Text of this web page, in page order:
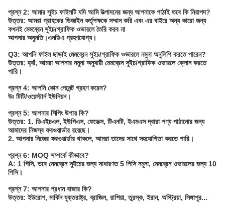
প্রশ্ন 2: আমার সুইচ ফাইলটি যদি আমি উত্পাদনের জন্য আপনাকে পাঠাই তবে কি নিরাপদ?
উত্তর: আমরা গ্রাহকের ডিজাইন কর্তৃপক্ষকে সম্মান করি এবং এর বাইরে অন্য কারো জন্য
কখনই মেমব্রেন সুইচ/গ্রাফিক ওভারলে তৈরি করব না
আপনার অনুমতি।এনডিএ গ্রহণযোগ্য।
Q3: আপনি ফাইল ছাড়াই মেমব্রেন সুইচ/গ্রাফিক ওভারলে নমুনা অনুলিপি করতে পারেন?
উত্তর: হ্যাঁ, আমরা আপনার নমুনা অনুযায়ী মেমব্রেন সুইচ/গ্রাফিক ওভারলে ক্লোন করতে
পারি।
প্রশ্ন 4: আপনি কোন পেমেন্ট গ্রহণ করেন?
উঃ টিটি/ওয়েস্টার্ন ইউনিয়ন।
প্রশ্ন 5: আপনার শিপিং উপায় কি?
উত্তর: 1. ডিএইচএল, ইউপিএস, ফেডেক্স, টিএনটি, ইএমএস দ্বারা পণ্য পাঠানোর জন্য
আমাদের নিজস্ব ফরওয়ার্ডার রয়েছে।
2. আপনার নিজের ফরওয়ার্ডার থাকলে, আমরা তাদের সাথে সহযোগিতা করতে পারি।
প্রশ্ন 6: MOQ সম্পর্কে কীভাবে?
A: 1 পিসি, তবে মেমব্রেন সুইচের জন্য সাধারণত 5 পিসি নমুনা, মেমব্রেন ওভারলের জন্য 10
পিসি।
প্রশ্ন 7: আপনার প্রধান বাজার কি?
উত্তর: ইউরোপ, মার্কিন যুক্তরাষ্ট্র, ব্রাজিল, রাশিয়া, তুরস্ক, ইরান, অস্ট্রিয়া, সিঙ্গাপুর...